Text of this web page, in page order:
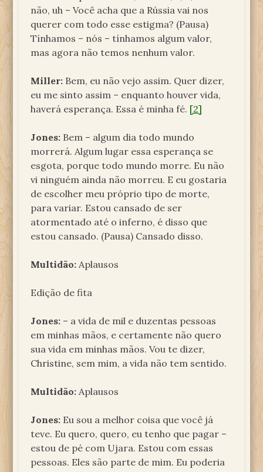
não, uh – Você acha que a Rússia vai nos
querer com todo esse estigma? (Pausa)
Tínhamos – nós – tínhamos algum valor,
mas agora não temos nenhum valor.
Miller: Bem, eu não vejo assim. Quer dizer,
eu me sinto assim – enquanto houver vida,
haverá esperança. Essa é minha fé. [2]
Jones: Bem – algum dia todo mundo
morrerá. Algum lugar essa esperança se
esgota, porque todo mundo morre. Eu não
vi ninguém ainda não morreu. E eu gostaria
de escolher meu próprio tipo de morte,
para variar. Estou cansado de ser
atormentado até o inferno, é disso que
estou cansado. (Pausa) Cansado disso.
Multidão: Aplausos
Edição de fita
Jones: – a vida de mil e duzentas pessoas
em minhas mãos, e certamente não quero
sua vida em minhas mãos. Vou te dizer,
Christine, sem mim, a vida não tem sentido.
Multidão: Aplausos
Jones: Eu sou a melhor coisa que você já
teve. Eu quero, quero, eu tenho que pagar –
estou de pé com Ujara. Estou com essas
pessoas. Eles são parte de mim. Eu poderia